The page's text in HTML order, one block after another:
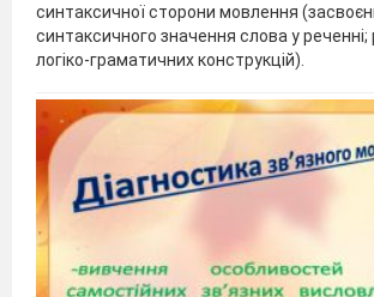
синтаксичної сторони мовлення
синтаксичного значення слова у реченні;
логіко-граматичних конструкцій).